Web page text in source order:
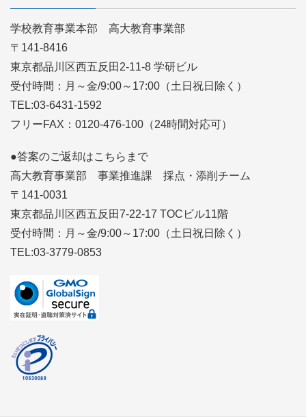
学校教育事業本部 高大教育事業部
〒141-8416
東京都品川区西五反田2-11-8 学研ビル
受付時間：月～金/9:00～17:00（土日祝日除く）
TEL:03-6431-1592
フリーFAX：0120-476-100（24時間対応可）
●答案のご返却はこちらまで
高大教育事業部 事業推進課 採点・添削チーム
〒141-0031
東京都品川区西五反田7-22-17 TOCビル11階
受付時間：月～金/9:00～17:00（土日祝日除く）
TEL:03-3779-0853